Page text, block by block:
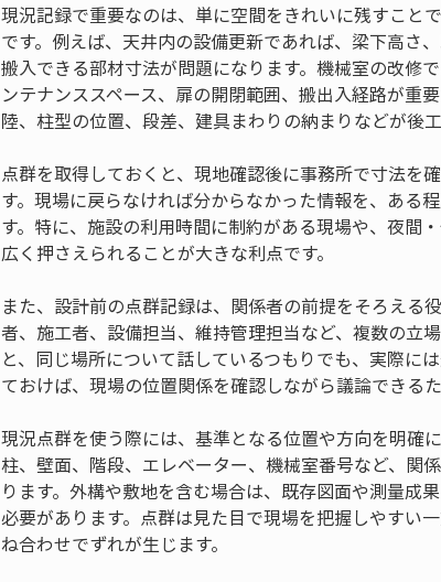
現況記録で重要なのは、単に空間をきれいに残すこと
です。例えば、天井内の設備更新であれば、梁下高さ
搬入できる部材寸法が問題になります。機械室の改修
ンテナンススペース、扉の開閉範囲、搬出入経路が重
陸、柱型の位置、段差、建具まわりの納まりなどが後工
点群を取得しておくと、現地確認後に事務所で寸法を
す。現場に戻らなければ分からなかった情報を、ある
す。特に、施設の利用時間に制約がある現場や、夜間
広く押さえられることが大きな利点です。
また、設計前の点群記録は、関係者の前提をそろえる
者、施工者、設備担当、維持管理担当など、複数の立
と、同じ場所について話しているつもりでも、実際に
ておけば、現場の位置関係を確認しながら議論できる
現況点群を使う際には、基準となる位置や方向を明確
柱、壁面、階段、エレベーター、機械室番号など、関
ります。外構や敷地を含む場合は、既存図面や測量成
必要があります。点群は見た目で現場を把握しやすい
ね合わせでずれが生じます。